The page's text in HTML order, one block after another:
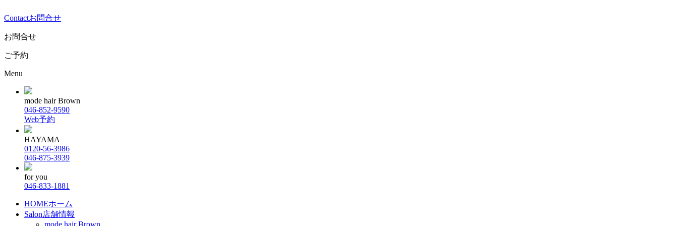
Contactお問合せ
お問合せ
ご予約
Menu
mode hair Brown
046-852-9590
Web予約
HAYAMA
0120-56-3986
046-875-3939
for you
046-833-1881
HOMEホーム
Salon店舗情報
mode hair Brown